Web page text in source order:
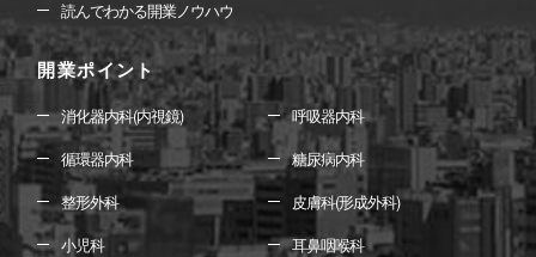
読んでわかる開業ノウハウ
開業ポイント
消化器内科(内視鏡)
呼吸器内科
循環器内科
糖尿病内科
整形外科
皮膚科(形成外科)
小児科
耳鼻咽喉科